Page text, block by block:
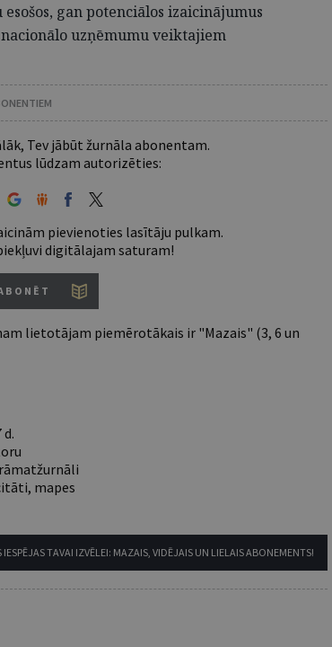
gan potenciālos izaicinājumus
uzņēmumu veiktajiem
Tev jābūt žurnāla abonentam.
lūdzam autorizēties:
pievienoties lasītāju pulkam.
digitālajam saturam!
lietotājam piemērotākais ir "Mazais" (3, 6 un
mapes
IESPĒJAS TAVAI IZVĒLEI: MAZAIS, VIDĒJAIS UN LIELAIS ABONEMENTS!